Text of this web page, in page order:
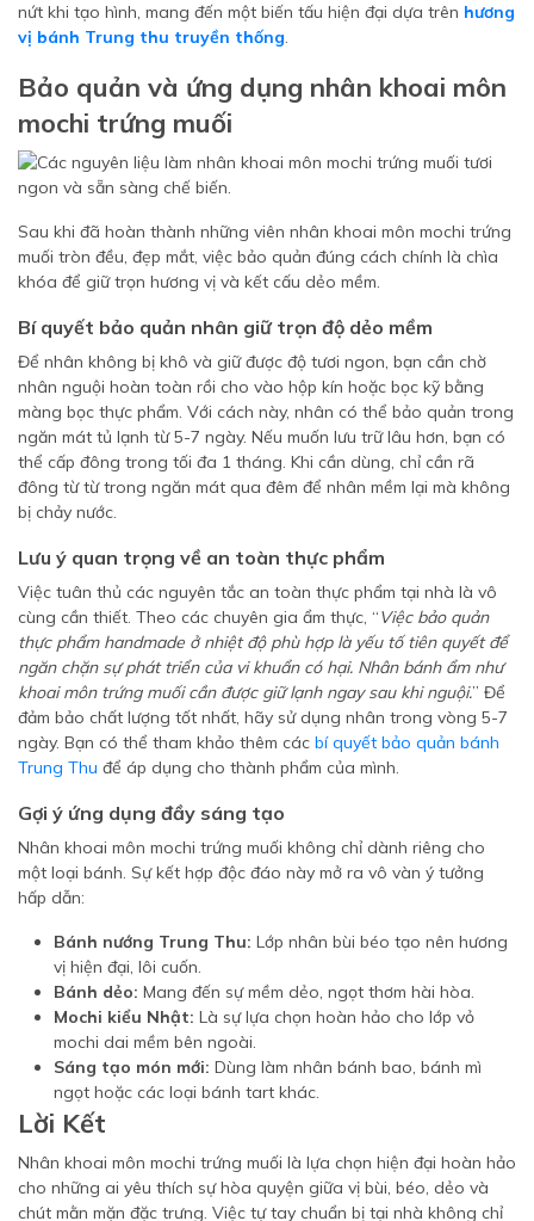
nứt khi tạo hình, mang đến một biến tấu hiện đại dựa trên hương
vị bánh Trung thu truyền thống.
Bảo quản và ứng dụng nhân khoai môn
mochi trứng muối
Sau khi đã hoàn thành những viên nhân khoai môn mochi trứng
muối tròn đều, đẹp mắt, việc bảo quản đúng cách chính là chìa
khóa để giữ trọn hương vị và kết cấu dẻo mềm.
Bí quyết bảo quản nhân giữ trọn độ dẻo mềm
Để nhân không bị khô và giữ được độ tươi ngon, bạn cần chờ
nhân nguội hoàn toàn rồi cho vào hộp kín hoặc bọc kỹ bằng
màng bọc thực phẩm. Với cách này, nhân có thể bảo quản trong
ngăn mát tủ lạnh từ 5-7 ngày. Nếu muốn lưu trữ lâu hơn, bạn có
thể cấp đông trong tối đa 1 tháng. Khi cần dùng, chỉ cần rã
đông từ từ trong ngăn mát qua đêm để nhân mềm lại mà không
bị chảy nước.
Lưu ý quan trọng về an toàn thực phẩm
Việc tuân thủ các nguyên tắc an toàn thực phẩm tại nhà là vô
cùng cần thiết. Theo các chuyên gia ẩm thực, “Việc bảo quản
thực phẩm handmade ở nhiệt độ phù hợp là yếu tố tiên quyết để
ngăn chặn sự phát triển của vi khuẩn có hại. Nhân bánh ẩm như
khoai môn trứng muối cần được giữ lạnh ngay sau khi nguội.” Để
đảm bảo chất lượng tốt nhất, hãy sử dụng nhân trong vòng 5-7
ngày. Bạn có thể tham khảo thêm các bí quyết bảo quản bánh
Trung Thu để áp dụng cho thành phẩm của mình.
Gợi ý ứng dụng đầy sáng tạo
Nhân khoai môn mochi trứng muối không chỉ dành riêng cho
một loại bánh. Sự kết hợp độc đáo này mở ra vô vàn ý tưởng
hấp dẫn:
Bánh nướng Trung Thu: Lớp nhân bùi béo tạo nên hương
vị hiện đại, lôi cuốn.
Bánh dẻo: Mang đến sự mềm dẻo, ngọt thơm hài hòa.
Mochi kiểu Nhật: Là sự lựa chọn hoàn hảo cho lớp vỏ
mochi dai mềm bên ngoài.
Sáng tạo món mới: Dùng làm nhân bánh bao, bánh mì
ngọt hoặc các loại bánh tart khác.
Lời Kết
Nhân khoai môn mochi trứng muối là lựa chọn hiện đại hoàn hảo
cho những ai yêu thích sự hòa quyện giữa vị bùi, béo, dẻo và
chút mằn mặn đặc trưng. Việc tự tay chuẩn bị tại nhà không chỉ